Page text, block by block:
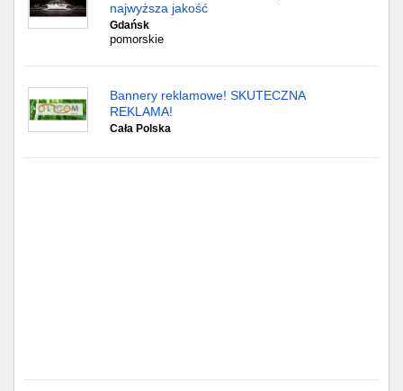
najwyższa jakość
Gdańsk
pomorskie
Bannery reklamowe! SKUTECZNA
REKLAMA!
Cała Polska
Częstochowa
Olsztyn